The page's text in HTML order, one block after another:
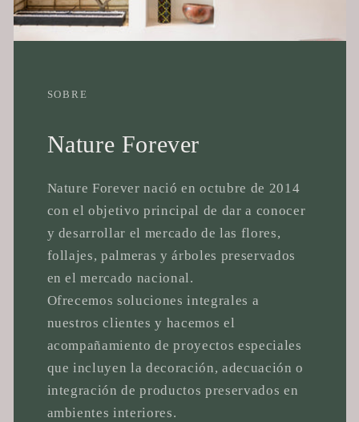
SOBRE
Nature Forever
Nature Forever nació en octubre de 2014
con el objetivo principal de dar a conocer
y desarrollar el mercado de las flores,
follajes, palmeras y árboles preservados
en el mercado nacional.
Ofrecemos soluciones integrales a
nuestros clientes y hacemos el
acompañamiento de proyectos especiales
que incluyen la decoración, adecuación o
integración de productos preservados en
ambientes interiores.